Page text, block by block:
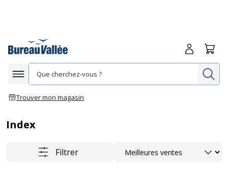
Afficher la navigation
Trouver mon magasin
Me
Index
Filtrer Trier